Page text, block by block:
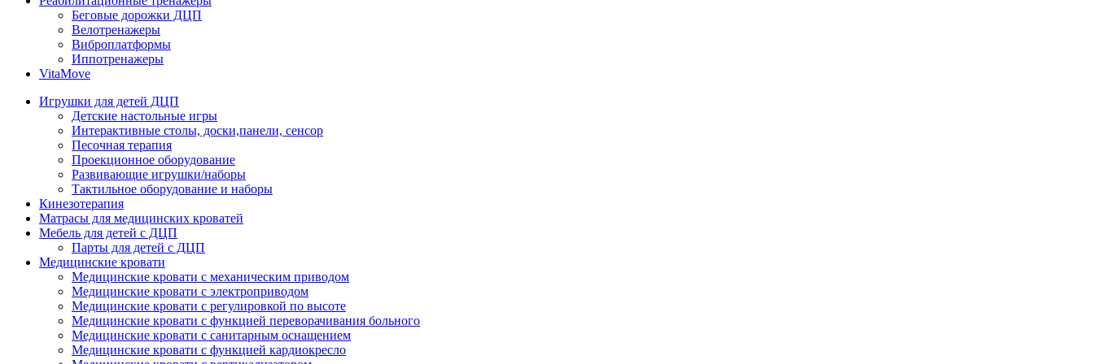
Беговые дорожки ДЦП
Велотренажеры
Виброплатформы
Иппотренажеры
VitaMove
Игрушки для детей ДЦП
Детские настольные игры
Интерактивные столы, доски,панели, сенсор
Песочная терапия
Проекционное оборудование
Развивающие игрушки/наборы
Тактильное оборудование и наборы
Кинезотерапия
Матрасы для медицинских кроватей
Мебель для детей с ДЦП
Парты для детей с ДЦП
Медицинские кровати
Медицинские кровати с механическим приводом
Медицинские кровати с электроприводом
Медицинские кровати с регулировкой по высоте
Медицинские кровати с функцией переворачивания больного
Медицинские кровати с санитарным оснащением
Медицинские кровати с функцией кардиокресло